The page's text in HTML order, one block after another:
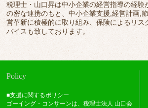
税理士・山口昇は中小企業の経営指導の経験
の密な連携のもと、中小企業支援,経営計画,
営革新に積極的に取り組み、保険によるリス
バイスも致しております。
Policy
■支援に関するポリシー
ゴーイング・コンサーンは、税理士法人 山口会